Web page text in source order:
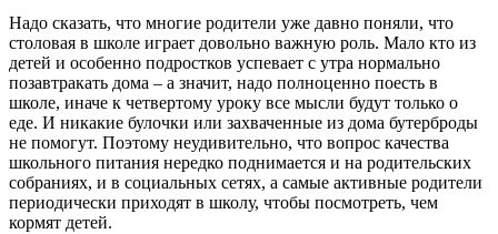
Надо сказать, что многие родители уже давно поняли, что
столовая в школе играет довольно важную роль. Мало кто из
детей и особенно подростков успевает с утра нормально
позавтракать дома – а значит, надо полноценно поесть в
школе, иначе к четвертому уроку все мысли будут только о
еде. И никакие булочки или захваченные из дома бутерброды
не помогут. Поэтому неудивительно, что вопрос качества
школьного питания нередко поднимается и на родительских
собраниях, и в социальных сетях, а самые активные родители
периодически приходят в школу, чтобы посмотреть, чем
кормят детей.